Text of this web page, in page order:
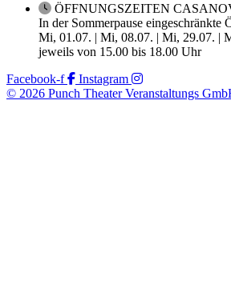
ÖFFNUNGSZEITEN
In der Sommerpause eingeschränkte
Mi, 01.07. | Mi, 08.07. | Mi, 29.07. |
jeweils von 15.00 bis 18.00 Uhr
Facebook-f
Instagram
© 2026 Punch Theater Veranstaltungs